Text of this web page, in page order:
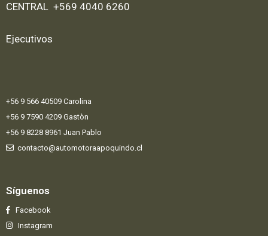
CENTRAL +569 4040 6260
Ejecutivos
+56 9 566 40509 Carolina
+56 9 7590 4209 Gastòn
+56 9 8228 8961 Juan Pablo
contacto@automotoraapoquindo.cl
Síguenos
Facebook
Instagram